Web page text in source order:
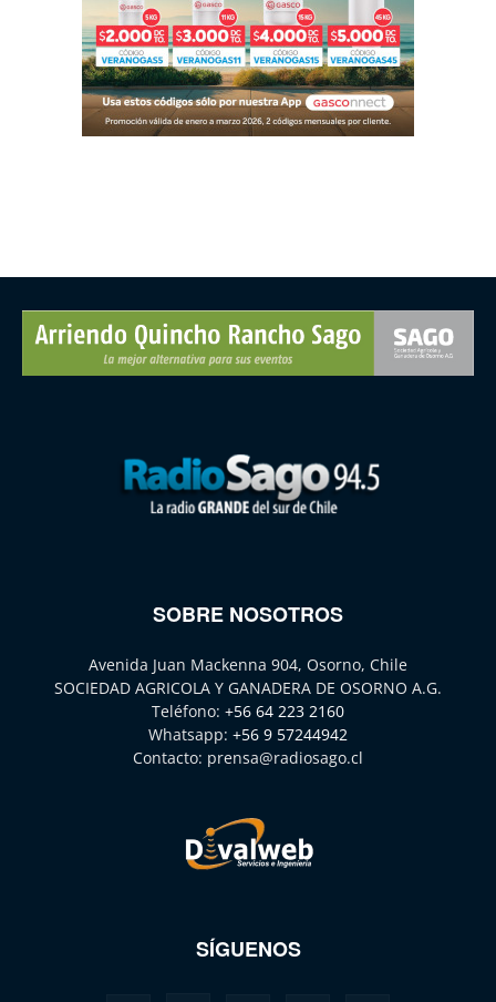
SOBRE NOSOTROS
Avenida Juan Mackenna 904, Osorno, Chile
SOCIEDAD AGRICOLA Y GANADERA DE OSORNO A.G.
Teléfono: +56 64 223 2160
Whatsapp: +56 9 57244942
Contacto: prensa@radiosago.cl
SÍGUENOS